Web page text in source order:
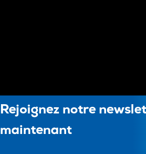
Rejoignez notre
maintenant